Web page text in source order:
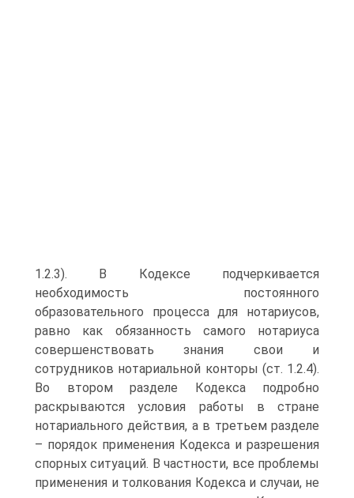
1.2.3). В Кодексе подчеркивается
необходимость постоянного
образовательного процесса для нотариусов,
равно как обязанность самого нотариуса
совершенствовать знания свои и
сотрудников нотариальной конторы (ст. 1.2.4).
Во втором разделе Кодекса подробно
раскрываются условия работы в стране
нотариального действия, а в третьем разделе
– порядок применения Кодекса и разрешения
спорных ситуаций. В частности, все проблемы
применения и толкования Кодекса и случаи, не